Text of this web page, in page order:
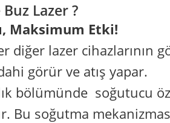
Lazer ?
Maksimum Etki!
diğer lazer cihazlarının
görür ve atış yapar.
bölümünde soğutucu
Bu soğutma